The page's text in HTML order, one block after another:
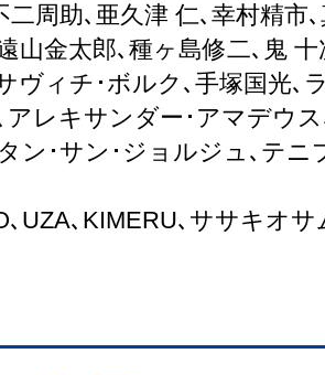
周助､亜久津 仁､幸村精市､
山金太郎､種ヶ島修二､鬼 十
ヴィチ･ボルク､手塚国光､
レキサンダー･アマデウス
ン･サン･ジョルジュ､テニ
､ UZA､ KIMERU､ササキオサ